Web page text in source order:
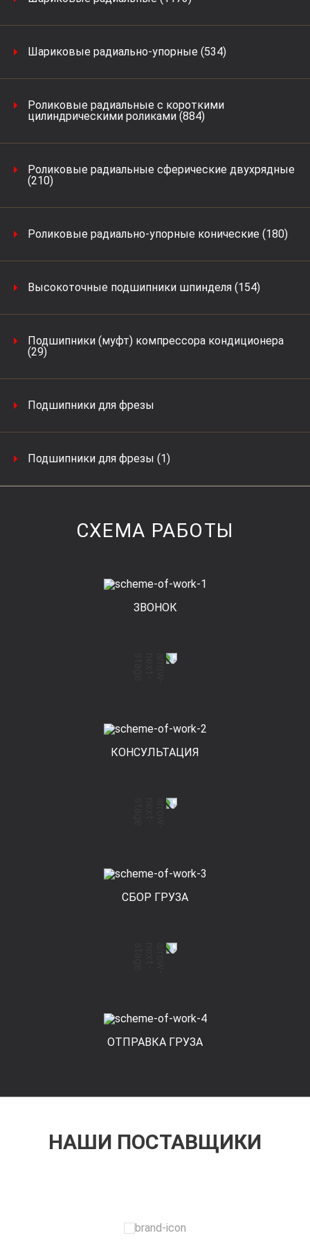
Шариковые радиально-упорные (534)
Роликовые радиальные с короткими
цилиндрическими роликами (884)
Роликовые радиальные сферические двухрядные
(210)
Роликовые радиально-упорные конические (180)
Высокоточные подшипники шпинделя (154)
Подшипники (муфт) компрессора кондиционера
(29)
Подшипники для фрезы
Подшипники для фрезы (1)
СХЕМА РАБОТЫ
ЗВОНОК
КОНСУЛЬТАЦИЯ
СБОР ГРУЗА
ОТПРАВКА ГРУЗА
НАШИ ПОСТАВЩИКИ